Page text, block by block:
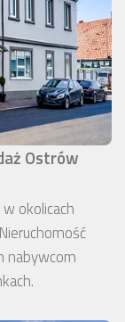
Ostrów
okolicach
nabywcom